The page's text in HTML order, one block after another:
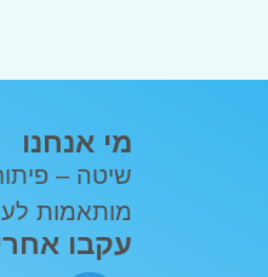
מי אנחנו
מותאמות
עקבו